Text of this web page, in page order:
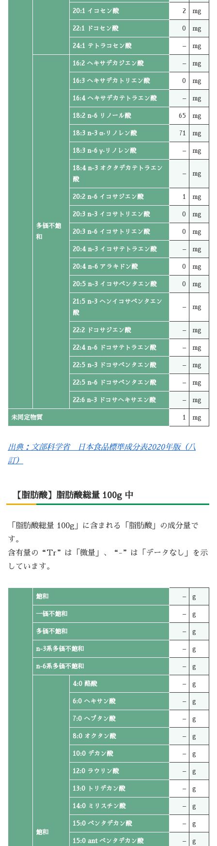
20:1 イコセン酸 2 mg
22:1 ドコセン酸 0 mg
24:1 テトラコセン酸 – mg
多価不飽
和
16:2 ヘキサデカジエン酸 – mg
16:3 ヘキサデカトリエン酸 0 mg
16:4 ヘキサデカテトラエン酸 – mg
18:2 n-6 リノール酸 65 mg
18:3 n-3 α‐リノレン酸 71 mg
18:3 n-6 γ‐リノレン酸 – mg
18:4 n-3 オクタデカテトラエン
酸
– mg
20:2 n-6 イコサジエン酸 1 mg
20:3 n-3 イコサトリエン酸 0 mg
20:3 n-6 イコサトリエン酸 0 mg
20:4 n-3 イコサテトラエン酸 – mg
20:4 n-6 アラキドン酸 0 mg
20:5 n-3 イコサペンタエン酸 0 mg
21:5 n-3 ヘンイコサペンタエン
酸
– mg
22:2 ドコサジエン酸 – mg
22:4 n-6 ドコサテトラエン酸 – mg
22:5 n-3 ドコサペンタエン酸 – mg
22:5 n-6 ドコサペンタエン酸 – mg
22:6 n-3 ドコサヘキサエン酸 – mg
未同定物質 1 mg
出典：文部科学省 日本食品標準成分表2020年版（八
訂）
【脂肪酸】脂肪酸総量 100g 中
「脂肪酸総量 100g」に含まれる「脂肪酸」の成分量で
す。
含有量の“Tr”は「微量」、“-”は「データなし」を示
しています。
飽和 – g
一価不飽和 – g
多価不飽和 – g
n-3系多価不飽和 – g
n-6系多価不飽和 – g
飽和
4:0 酪酸 – g
6:0 ヘキサン酸 – g
7:0 ヘプタン酸 – g
8:0 オクタン酸 – g
10:0 デカン酸 – g
12:0 ラウリン酸 – g
13:0 トリデカン酸 – g
14:0 ミリスチン酸 – g
15:0 ペンタデカン酸 – g
15:0 ant ペンタデカン酸 – g